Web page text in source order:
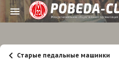
Старые педальные машинки